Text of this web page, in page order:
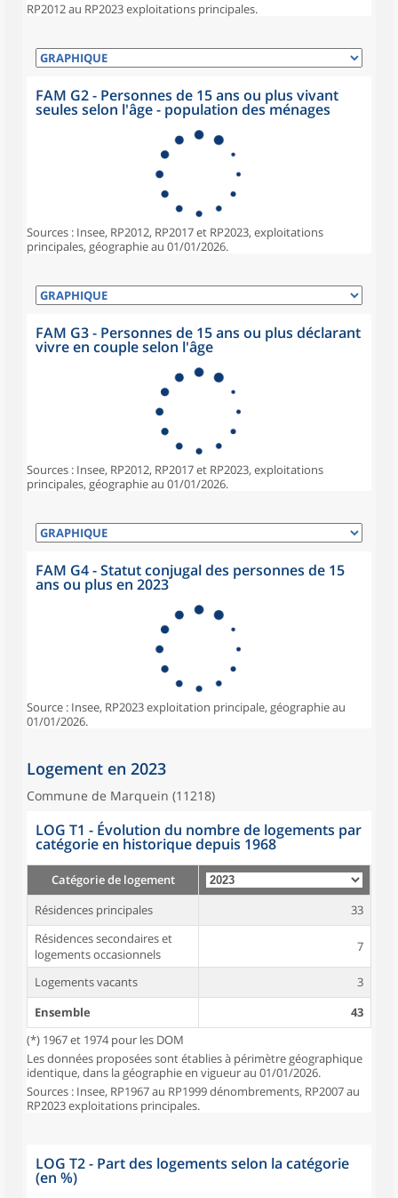
RP2012 au RP2023 exploitations principales.
FAM G2 - Personnes de 15 ans ou plus vivant
seules selon l'âge - population des ménages
Sources : Insee, RP2012, RP2017 et RP2023, exploitations
principales, géographie au 01/01/2026.
FAM G3 - Personnes de 15 ans ou plus déclarant
vivre en couple selon l'âge
Sources : Insee, RP2012, RP2017 et RP2023, exploitations
principales, géographie au 01/01/2026.
FAM G4 - Statut conjugal des personnes de 15
ans ou plus en 2023
Source : Insee, RP2023 exploitation principale, géographie au
01/01/2026.
Logement en 2023
Commune de Marquein (11218)
LOG T1 - Évolution du nombre de logements par
catégorie en historique depuis 1968
Catégorie de logement
Résidences principales
33
Résidences secondaires et
logements occasionnels
7
Logements vacants
3
Ensemble
43
(*) 1967 et 1974 pour les DOM
Les données proposées sont établies à périmètre géographique
identique, dans la géographie en vigueur au 01/01/2026.
Sources : Insee, RP1967 au RP1999 dénombrements, RP2007 au
RP2023 exploitations principales.
LOG T2 - Part des logements selon la catégorie
(en %)